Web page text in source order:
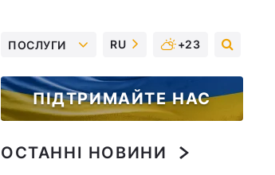
ПОСЛУГИ RU +23
ПІДТРИМАЙТЕ НАС
ОСТАННІ НОВИНИ